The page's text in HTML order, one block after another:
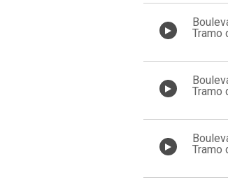
Tramo
Tramo
Tramo